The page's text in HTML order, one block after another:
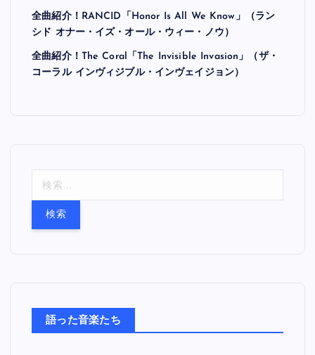
全曲紹介！RANCID「Honor Is All We Know」（ラン
シド オナー・イズ・オール・ウィー・ノウ）
全曲紹介！The Coral「The Invisible Invasion」（ザ・
コーラル インヴィジブル・インヴェイジョン）
語った音楽たち